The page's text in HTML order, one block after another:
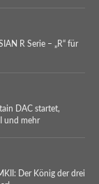
R Serie – „R“ für
DAC startet,
und mehr
Der König der drei